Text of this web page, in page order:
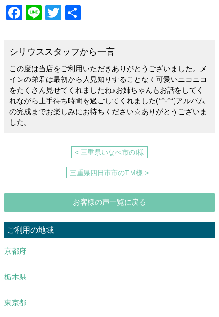
F
c
e
b
o
o
k
Li
T
er
シリウススタッフから一言
この度は当店をご利用いただきありがとうございました。メ
インの弟君は最初から人見知りすることなく可愛いニコニコ
をたくさん見せてくれましたね♪お姉ちゃんもお話をしてく
れながら上手待ち時間を過ごしてくれました(*^-^*)アルバム
の完成までお楽しみにお待ちください☆ありがとうございま
した。
< 三重県いなべ市のI様
三重県四日市市のT.M様 >
お客様の声一覧に戻る
ご利用の地域
京都府
栃木県
東京都